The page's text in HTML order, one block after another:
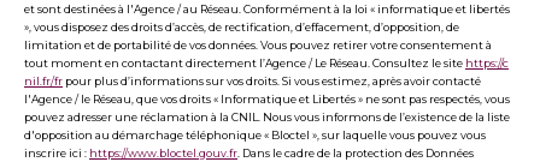
et sont destinées à l'Agence / au Réseau. Conformément à la loi « informatique et libertés
», vous disposez des droits d’accès, de rectification, d’effacement, d’opposition, de
limitation et de portabilité de vos données. Vous pouvez retirer votre consentement à
tout moment en contactant directement l’Agence / Le Réseau. Consultez le site https://c
nil.fr/fr pour plus d’informations sur vos droits. Si vous estimez, après avoir contacté
l'Agence / le Réseau, que vos droits « Informatique et Libertés » ne sont pas respectés, vous
pouvez adresser une réclamation à la CNIL. Nous vous informons de l’existence de la liste
d'opposition au démarchage téléphonique « Bloctel », sur laquelle vous pouvez vous
inscrire ici : https://www.bloctel.gouv.fr . Dans le cadre de la protection des Données